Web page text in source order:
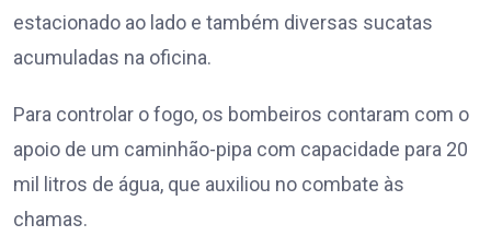
estacionado ao lado e também diversas sucatas
acumuladas na oficina.
Para controlar o fogo, os bombeiros contaram com o
apoio de um caminhão-pipa com capacidade para 20
mil litros de água, que auxiliou no combate às
chamas.